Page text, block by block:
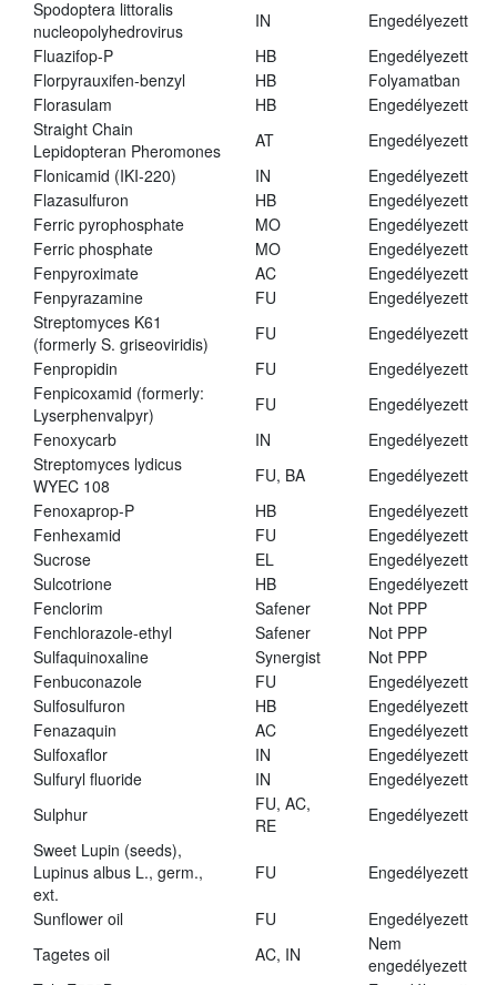
Spodoptera littoralis
nucleopolyhedrovirus
IN
Engedélyezett
Fluazifop-P
HB
Engedélyezett
Florpyrauxifen-benzyl
HB
Folyamatban
Florasulam
HB
Engedélyezett
Straight Chain
Lepidopteran Pheromones
AT
Engedélyezett
Flonicamid (IKI-220)
IN
Engedélyezett
Flazasulfuron
HB
Engedélyezett
Ferric pyrophosphate
MO
Engedélyezett
Ferric phosphate
MO
Engedélyezett
Fenpyroximate
AC
Engedélyezett
Fenpyrazamine
FU
Engedélyezett
Streptomyces K61
(formerly S. griseoviridis)
FU
Engedélyezett
Fenpropidin
FU
Engedélyezett
Fenpicoxamid (formerly:
Lyserphenvalpyr)
FU
Engedélyezett
Fenoxycarb
IN
Engedélyezett
Streptomyces lydicus
WYEC 108
FU, BA
Engedélyezett
Fenoxaprop-P
HB
Engedélyezett
Fenhexamid
FU
Engedélyezett
Sucrose
EL
Engedélyezett
Sulcotrione
HB
Engedélyezett
Fenclorim
Safener
Not PPP
Fenchlorazole-ethyl
Safener
Not PPP
Sulfaquinoxaline
Synergist
Not PPP
Fenbuconazole
FU
Engedélyezett
Sulfosulfuron
HB
Engedélyezett
Fenazaquin
AC
Engedélyezett
Sulfoxaflor
IN
Engedélyezett
Sulfuryl fluoride
IN
Engedélyezett
Sulphur
FU, AC,
RE
Engedélyezett
Sweet Lupin (seeds),
Lupinus albus L., germ.,
ext.
FU Engedélyezett
Sunflower oil FU
Engedélyezett
Tagetes oil
AC, IN
Nem
engedélyezett